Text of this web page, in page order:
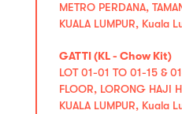
METRO PERDANA,
KUALA LUMPUR, Kuala
GATTI (KL - Chow Kit)
LOT 01-01 TO 01-15 &
FLOOR, LORONG HAJI
KUALA LUMPUR, Kuala